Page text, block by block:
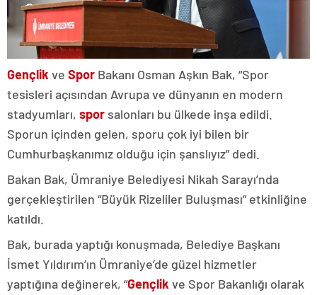
Gençlik ve Spor Bakanı Osman Aşkın Bak, “Spor
tesisleri açısından Avrupa ve dünyanın en modern
stadyumları, spor salonları bu ülkede inşa edildi.
Sporun içinden gelen, sporu çok iyi bilen bir
Cumhurbaşkanımız olduğu için şanslıyız” dedi.
Bakan Bak, Ümraniye Belediyesi Nikah Sarayı’nda
gerçekleştirilen “Büyük Rizeliler Buluşması” etkinliğine
katıldı.
Bak, burada yaptığı konuşmada, Belediye Başkanı
İsmet Yıldırım’ın Ümraniye’de güzel hizmetler
yaptığına değinerek, “Gençlik ve Spor Bakanlığı olarak